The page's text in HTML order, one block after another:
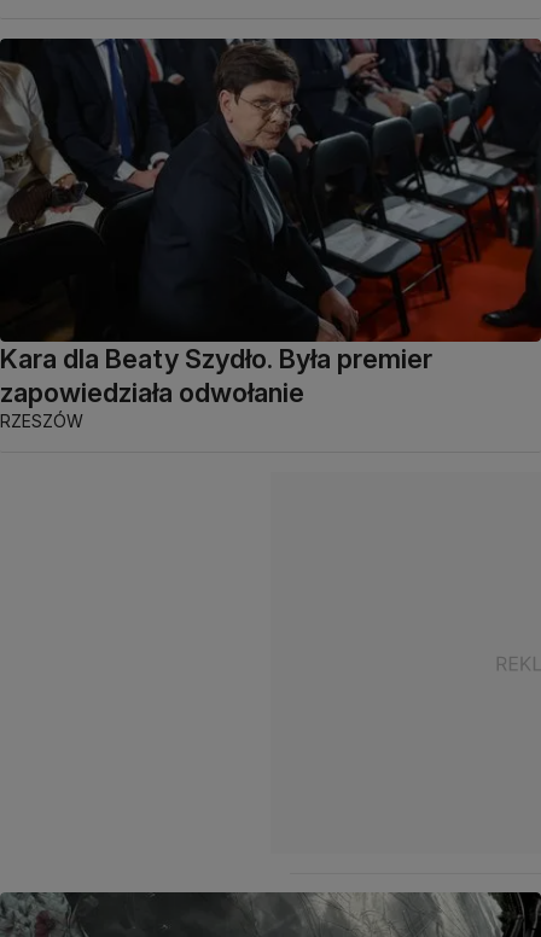
Kara dla Beaty Szydło. Była premier
zapowiedziała odwołanie
RZESZÓW